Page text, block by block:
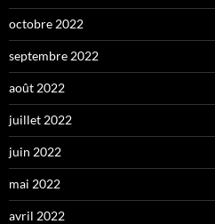
octobre 2022
septembre 2022
août 2022
juillet 2022
juin 2022
mai 2022
avril 2022